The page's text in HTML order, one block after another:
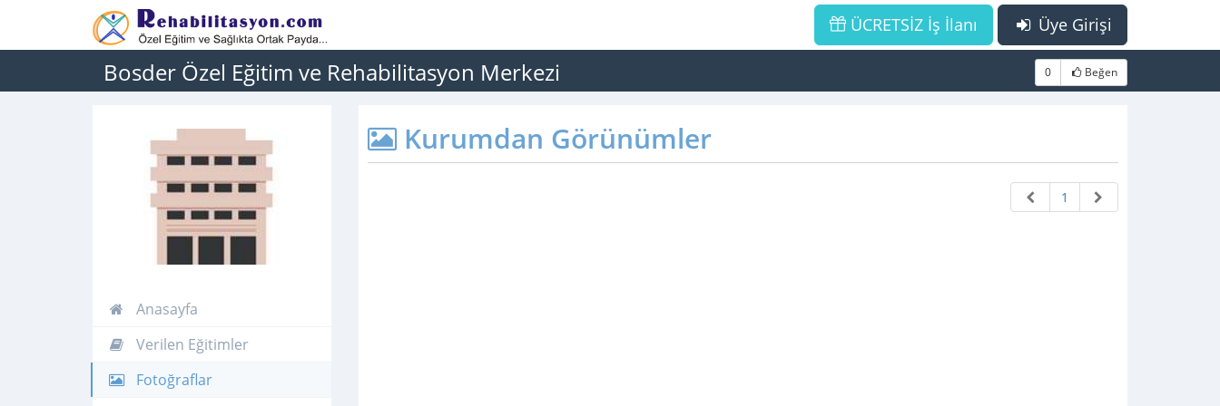
Üye Girişi
ÜCRETSİZ İş İlanı
Bosder Özel Eğitim ve Rehabilitasyon Merkezi 0 Beğen
Anasayfa
Verilen Eğitimler
Fotoğraflar
Kurumdan Görünümler
1